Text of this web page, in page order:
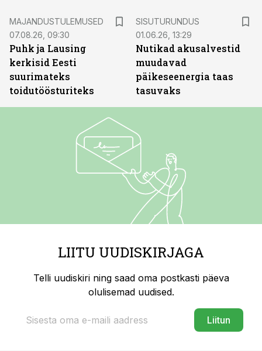
MAJANDUSTULEMUSED
07.08.26, 09:30
Puhk ja Lausing
kerkisid Eesti
suurimateks
toidutöösturiteks
SISUTURUNDUS
01.06.26, 13:29
Nutikad akusalvestid
muudavad
päikeseenergia taas
tasuvaks
LIITU UUDISKIRJAGA
Telli uudiskiri ning saad oma postkasti päeva
olulisemad uudised.
Liitun